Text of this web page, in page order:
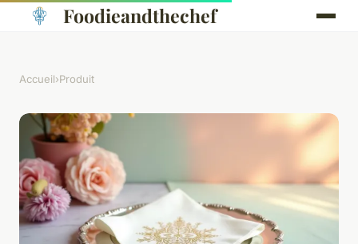
Foodieandthechef
Accueil›Produit